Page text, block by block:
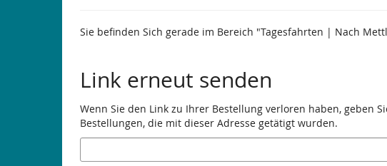
Sie befinden Sich gerade im Bereich "Tagesfahrten | Nach
Link erneut senden
Wenn Sie den Link zu Ihrer Bestellung verloren haben, geben
Bestellungen, die mit dieser Adresse getätigt wurden.
E-
Mail